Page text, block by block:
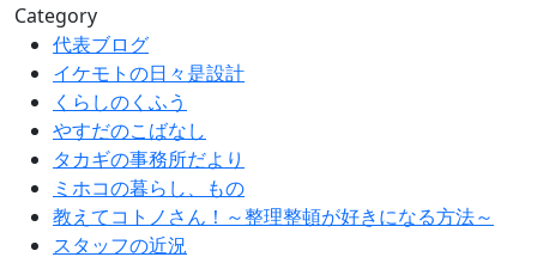
Category
代表ブログ
イケモトの日々是設計
くらしのくふう
やすだのこばなし
タカギの事務所だより
ミホコの暮らし、もの
教えてコトノさん！～整理整頓が好きになる方法～
スタッフの近況